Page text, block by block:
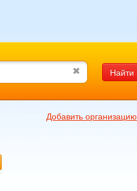
Найти
Добавить организацию